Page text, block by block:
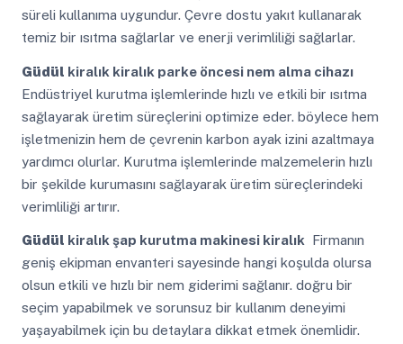
süreli kullanıma uygundur. Çevre dostu yakıt kullanarak
temiz bir ısıtma sağlarlar ve enerji verimliliği sağlarlar.
Güdül kiralık kiralık parke öncesi nem alma cihazı
Endüstriyel kurutma işlemlerinde hızlı ve etkili bir ısıtma
sağlayarak üretim süreçlerini optimize eder. böylece hem
işletmenizin hem de çevrenin karbon ayak izini azaltmaya
yardımcı olurlar. Kurutma işlemlerinde malzemelerin hızlı
bir şekilde kurumasını sağlayarak üretim süreçlerindeki
verimliliği artırır.
Güdül kiralık şap kurutma makinesi kiralıkFirmanın
geniş ekipman envanteri sayesinde hangi koşulda olursa
olsun etkili ve hızlı bir nem giderimi sağlanır. doğru bir
seçim yapabilmek ve sorunsuz bir kullanım deneyimi
yaşayabilmek için bu detaylara dikkat etmek önemlidir.